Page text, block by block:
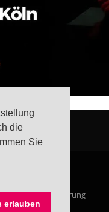
die
Sie
erlauben
Datenschutzerklärung